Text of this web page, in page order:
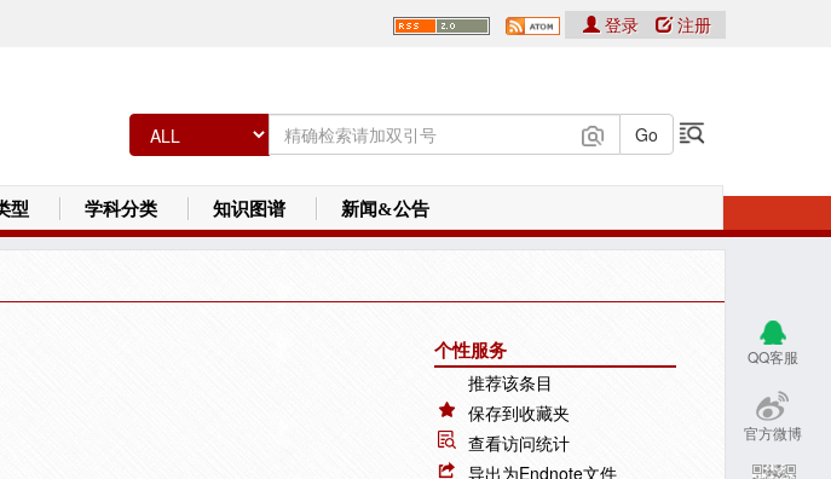
登录 注册
型 学科分类 知识图谱 新闻&公告
QQ客服
官方微博
个性服务
推荐该条目
保存到收藏夹
查看访问统计
导出为Endnote文件